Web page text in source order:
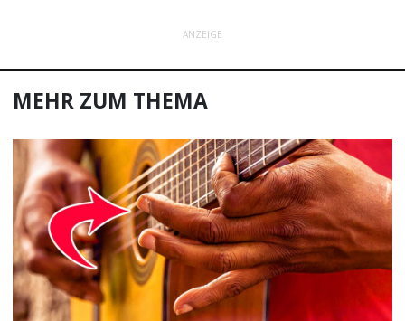
ANZEIGE
MEHR ZUM THEMA